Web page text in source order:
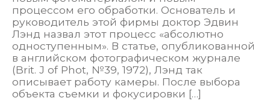
процессом его обработки. Основатель и
руководитель этой фирмы доктор Эдвин
Лэнд назвал этот процесс «абсолютно
одноступенным». В статье, опубликованной
в английском фотографическом журнале
(Brit. J of Phot, №39, 1972), Лэнд так
описывает работу камеры. После выбора
объекта съемки и фокусировки […]